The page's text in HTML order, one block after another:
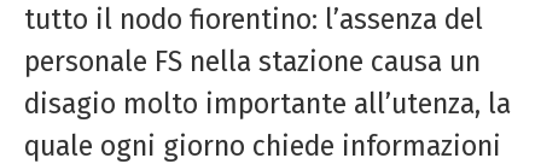
tutto il nodo fiorentino: l’assenza del
personale FS nella stazione causa un
disagio molto importante all’utenza, la
quale ogni giorno chiede informazioni